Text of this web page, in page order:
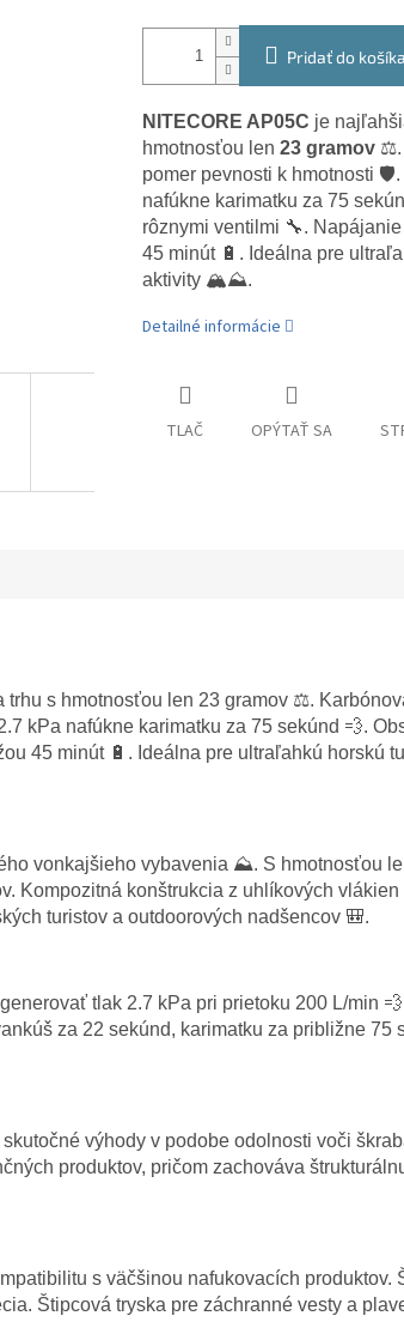
Pridať do košíka
NITECORE AP05C je
hmotnosťou len 23 gramov ⚖️.
pomer pevnosti k hmotnosti
nafúkne karimatku za 75
rôznymi ventilmi 🔧.
45 minút 🔋. Ideálna pre
aktivity 🏔️⛰️.
Detailné informácie
TLAČ OPÝTAŤ SA
s hmotnosťou len 23 gramov ⚖️.
kPa nafúkne karimatku za 75 sekúnd 💨.
45 minút 🔋. Ideálna pre ultraľahkú horskú
vonkajšieho vybavenia ⛰️. S hmotnosťou
Kompozitná konštrukcia z uhlíkových
turistov a outdoorových nadšencov 🎒.
tlak 2.7 kPa pri prietoku 200 L/min
za 22 sekúnd, karimatku za približne
výhody v podobe odolnosti voči
produktov, pričom zachováva
s väčšinou nafukovacích produktov.
Štipcová tryska pre záchranné vesty a